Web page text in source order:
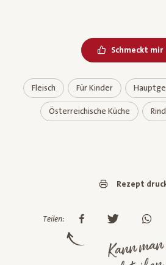
Schmeckt mir
Fleisch Für Kinder
Österreichische Küche Rind
Rezept
Teilen:
Kann man